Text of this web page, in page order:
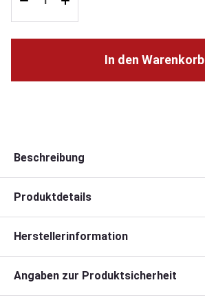
In den Warenkorb
Beschreibung
Produktdetails
Herstellerinformation
Angaben zur Produktsicherheit